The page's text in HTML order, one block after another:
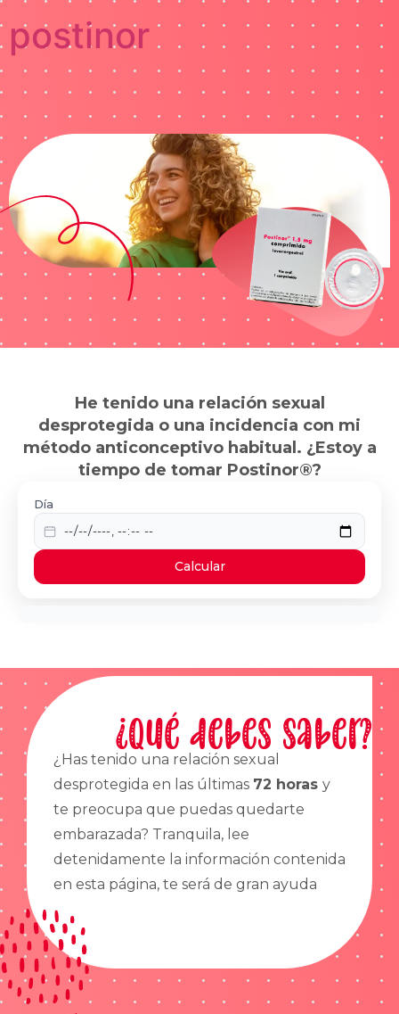
postinor
He tenido una relación sexual
desprotegida o una incidencia con mi
método anticonceptivo habitual. ¿Estoy a
tiempo de tomar Postinor®?
Día
Calcular
¿Qué debes saber?
¿Has tenido una relación sexual
desprotegida en las últimas 72 horas y
te preocupa que puedas quedarte
embarazada? Tranquila, lee
detenidamente la información contenida
en esta página, te será de gran ayuda